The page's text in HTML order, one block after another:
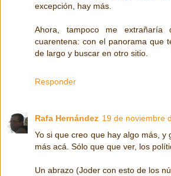
excepción, hay más.
Ahora, tampoco me extrañaría
cuarentena: con el panorama que
de largo y buscar en otro sitio.
Responder
Rafa Hernández 19 de noviembre
Yo si que creo que hay algo más, y
más acá. Sólo que que ver, los
Un abrazo (Joder con esto de los